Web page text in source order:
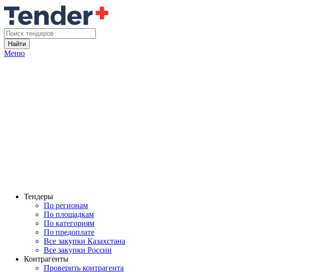
Найти
Меню
Тендеры
По регионам
По площадкам
По категориям
По предоплате
Все закупки Казахстана
Все закупки России
Контрагенты
Проверить контрагента